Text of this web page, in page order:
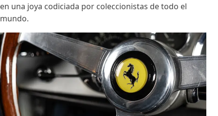
en una joya codiciada por coleccionistas de todo el
mundo.